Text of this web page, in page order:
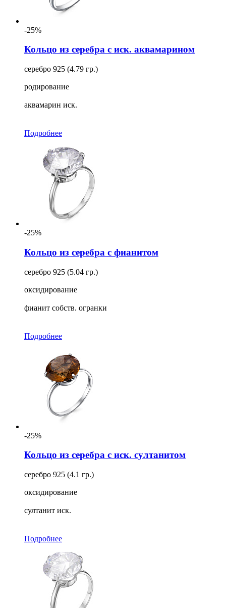
-25%
Кольцо из серебра с иск. аквамарином
серебро 925 (4.79 гр.)
родирование
аквамарин иск.
Подробнее
-25%
Кольцо из серебра с фианитом
серебро 925 (5.04 гр.)
оксидирование
фианит собств. огранки
Подробнее
-25%
Кольцо из серебра с иск. султанитом
серебро 925 (4.1 гр.)
оксидирование
султанит иск.
Подробнее